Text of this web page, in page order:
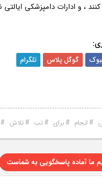
گوگل پلاس تلگرام
#انجام #برای #تب #تلاش #
ما آماده پاسخگویی به شماست